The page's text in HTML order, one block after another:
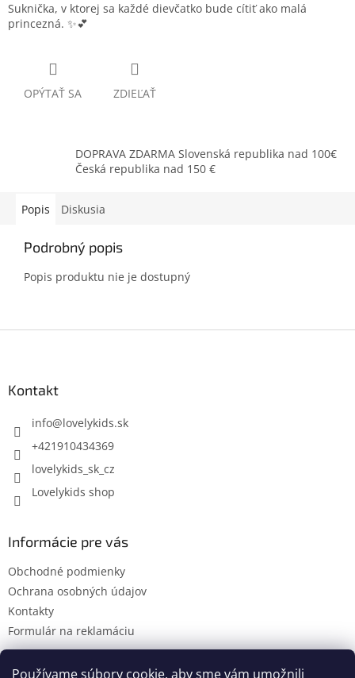
Používame súbory cookie, aby sme vám umožnili
Suknička, v ktorej sa každé dievčatko bude cítiť ako malá
princezná. ✨💕
OPÝTAŤ SA ZDIEĽAŤ
DOPRAVA ZDARMA Slovenská republika nad 100€
Česká republika nad 150 €
Popis Diskusia
Podrobný popis
Popis produktu nie je dostupný
Kontakt
info@lovelykids.sk
+421910434369
lovelykids_sk_cz
Lovelykids shop
Informácie pre vás
Obchodné podmienky
Ochrana osobných údajov
Kontakty
Formulár na reklamáciu